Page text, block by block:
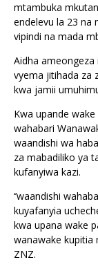
mtambuka
endelevu la 23 na
vipindi na mada
Aidha ameongeza
vyema jitihada za
kwa jamii
Kwa upande
wahabari
waandishi wa
za mabadiliko ya
kufanyiwa kazi.
‘’waandishi
kuyafanyia
kwa upana wake
wanawake kupitia
ZNZ.